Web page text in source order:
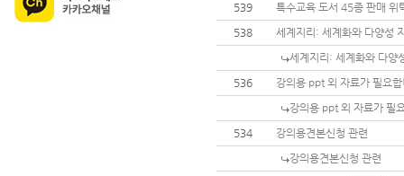
539
특수교육 도서 45종 판매 위
538
세계지리: 세계화와 다양성
세계지리: 세계화와 다양
536
강의용 ppt 외 자료가 필요
강의용 ppt 외 자료가 필
534
강의용견본신청 관련
강의용견본신청 관련